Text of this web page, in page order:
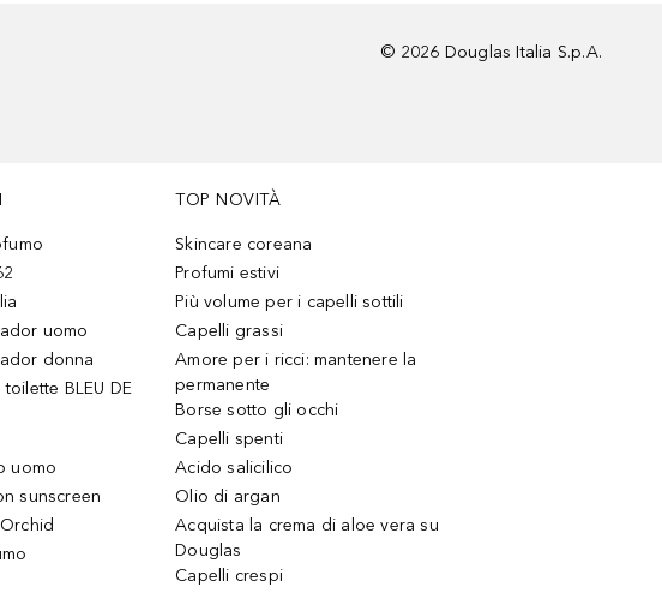
© 2026 Douglas Italia S.p.A.
uomo
donna
BLEU DE
uomo
sunscreen
TOP NOVITÀ
Skincare coreana
Profumi estivi
Più volume per i capelli sottili
Capelli grassi
Amore per i ricci: mantenere la
permanente
Borse sotto gli occhi
Capelli spenti
Acido salicilico
Olio di argan
Acquista la crema di aloe vera su
Douglas
Capelli crespi